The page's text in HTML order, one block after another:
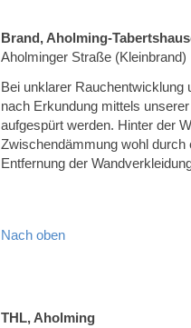
Brand, Aholming-
Aholminger Straße (Kleinbrand)
Bei unklarer
nach Erkundung mittels
aufgespürt werden. Hinter der
Zwischendämmung wohl durch
Entfernung der
Nach oben
THL, Aholming